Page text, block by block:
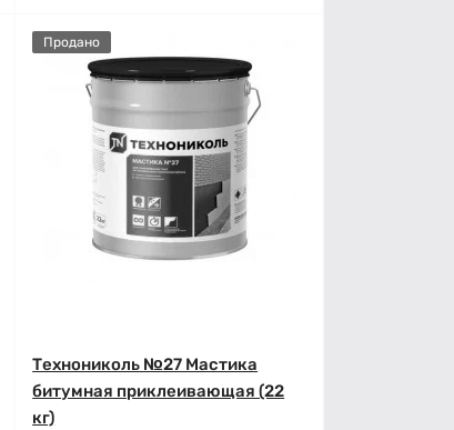
Продано
Технониколь №27 Мастика
битумная приклеивающая (22
кг)